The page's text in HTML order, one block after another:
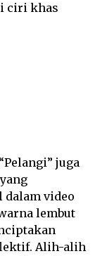
ciri khas
juga
dalam video
lembut
Alih-alih